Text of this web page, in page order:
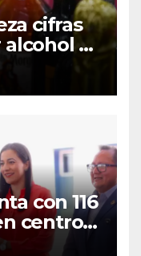
cifras
a
con 116
centros